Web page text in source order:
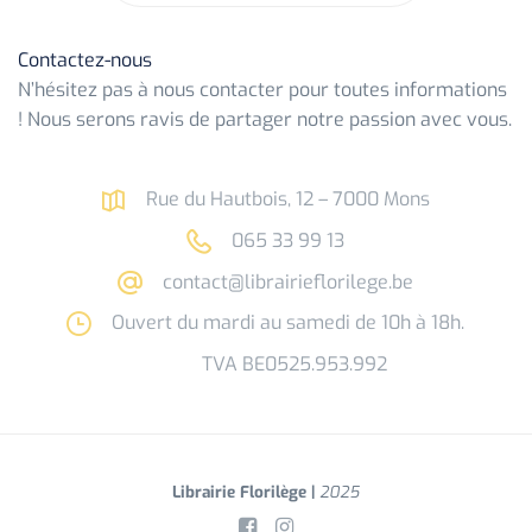
Contactez-nous
N’hésitez pas à nous contacter pour toutes informations
! Nous serons ravis de partager notre passion avec vous.
Rue du Hautbois, 12 – 7000 Mons
065 33 99 13
contact@librairieflorilege.be
Ouvert du mardi au samedi de 10h à 18h.
TVA BE0525.953.992
Librairie Florilège | 2025